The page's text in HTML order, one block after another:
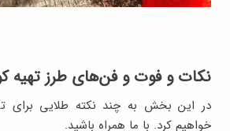
نکات و فوت و فن‌های طرز تهیه
در این بخش به چند نکته طلایی برای
خواهیم کرد. با ما همراه باشید.